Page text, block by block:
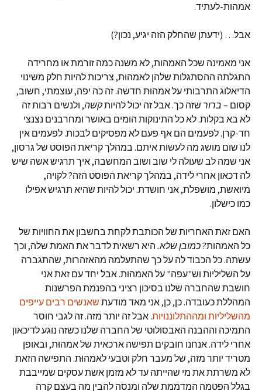
אמהות-לעתיד.
אבל… (ידעתן שהחלק הזה יגיע, נכון?)
אני מאמינה שכל האמהות, לא משנה כמה זורמת או מחרידה
התגלתה ההסתגלות שלהן לאמהוּת, צריכות להיות חלק משינוי
הדיאלוג התרבותי על אמהוּת חדשה. זה כה יפה, עוצמתי, חשוב,
קסום – ברור שזה כך. אבל זה יכול להיותקשה, ולנשים רבות זה
לא בא בקלות. לא כל התינוקות הומים באושר ומחרבנים נצנצי
חד-קרן. לפעמים הם אף פעם לא מפסיקים לבכות. לפעמים אין
לנו שום מושג מה לעשות איתם. במהלך קריאת הפוסט של גרסון,
אני שמה לב שעולה לי שוב ושוב המחשבה, איך תרגיש אשה שיש
לה דכאון אחרי לידה, במהלך קריאת הפוסט הזה? לקויה,
מיואשת, מושפלת, אני חושדת. יכול להיות שהיא תרגיש אפילו
כמו כישלון.
האם זאת האחריות של הכותבת לקחת בחשבון את החוויות של
כל האמהות?כמובן שלא. היא רשאית לדבר את האמת שלה, וכך
עשתה. כל הכבוד לה על כך שהתעלמה מהאזהרות, שהתגברה
על השליליות וש"עפה" על האמהוּת. אבל יחד עם זאת אני
חושבת שהחברה שלנו בסיכון רציני בהפנמת הפרשנות
המהללת כעובדה. כן, כן, אני מאד מודעת שאנשים רבים עייפים
מהשליליות ומההתלוננויות. אבל זה יותר מזה. זה לגבי חוסר
התמיכה וההבנה האבסולוטי של החברה שלנו כשזה נוגע לדיכאון
אחרי לידה. אנחנו חובקים תפישה ארכאית של אמהוּת, ובאופן
מטריד יותר מזה, של מעבר חלק וטבעי לאמהוּת. התפישה הזאת
לא משרתת את מי שהייתה עד לא מזמן אשת עסקים שמייבבת
בגלל הפטמה המדממת שלה ומנסה להבין מה בעצם קרה